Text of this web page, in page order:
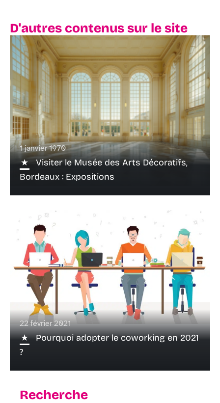
D'autres contenus sur le site
1 janvier 1970
Visiter le Musée des Arts Décoratifs,
Bordeaux : Expositions
22 février 2021
Pourquoi adopter le coworking en 2021
?
Recherche